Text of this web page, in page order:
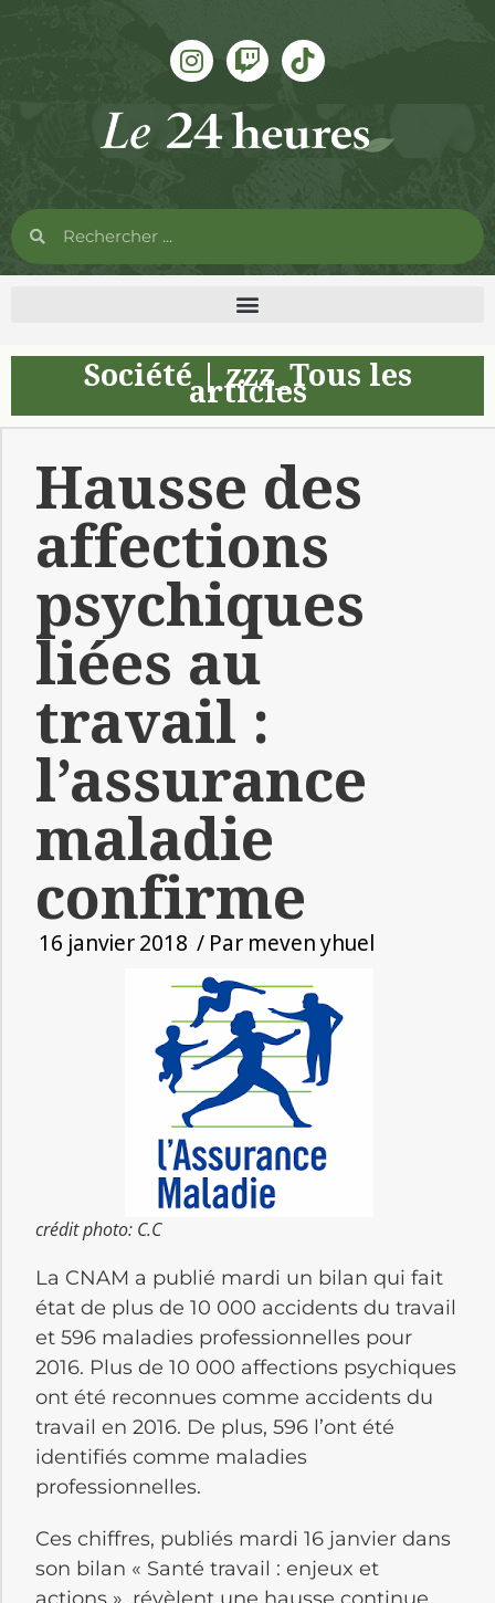
Société|zzz_Tous les
articles
Hausse des
affections
psychiques
liées au
travail :
l’assurance
maladie
confirme
16 janvier 2018 / Par meven yhuel
crédit photo: C.C
La CNAM a publié mardi un bilan qui fait
état de plus de 10 000 accidents du travail
et 596 maladies professionnelles pour
2016. Plus de 10 000 affections psychiques
ont été reconnues comme accidents du
travail en 2016. De plus, 596 l’ont été
identifiés comme maladies
professionnelles.
Ces chiffres, publiés mardi 16 janvier dans
son bilan « Santé travail : enjeux et